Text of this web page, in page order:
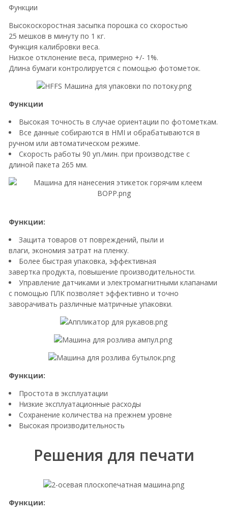
Функции
Высокоскоростная засыпка порошка со скоростью
25 мешков в минуту по 1 кг.
Функция калибровки веса.
Низкое отклонение веса, примерно +/- 1%.
Длина бумаги контролируется с помощью фотометок.
Функции
Высокая точность в случае ориентации по фотометкам.
Все данные собираются в HMI и обрабатываются в
ручном или автоматическом режиме.
Скорость работы 90 уп./мин. при производстве с
длиной пакета 265 мм.
Функции:
Защита товаров от повреждений, пыли и
влаги, экономия затрат на пленку.
Более быстрая упаковка, эффективная
завертка продукта, повышение производительности.
Управление датчиками и электромагнитными клапанами
с помощью ПЛК позволяет эффективно и точно
заворачивать различные матричные упаковки.
Функции:
Простота в эксплуатации
Низкие эксплуатационные расходы
Сохранение количества на прежнем уровне
Высокая производительность
Решения для печати
Функции: